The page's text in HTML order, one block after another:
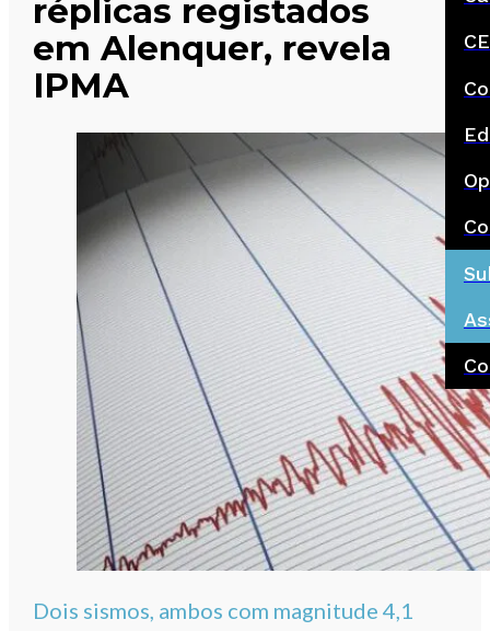
réplicas registados
em Alenquer, revela
IPMA
Dois sismos, ambos com magnitude 4,1